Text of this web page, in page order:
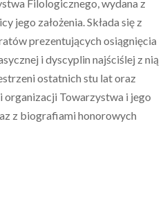
Filologicznego, wydana z
jego założenia. Składa się z
prezentujących osiągnięcia
i dyscyplin najściślej z nią
ostatnich stu lat oraz
organizacji Towarzystwa i jego
z biografiami honorowych